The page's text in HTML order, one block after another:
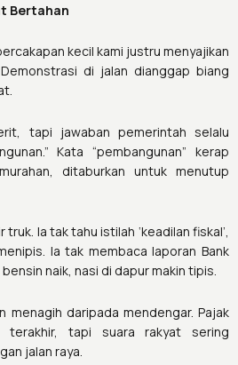
Bertahan
kecil kami justru menyajikan
di jalan dianggap biang
tapi jawaban pemerintah selalu
Kata “pembangunan” kerap
ditaburkan untuk menutup
Ia tak tahu istilah ‘keadilan fiskal’,
Ia tak membaca laporan Bank
naik, nasi di dapur makin tipis.
menagih daripada mendengar. Pajak
tapi suara rakyat sering
jalan raya.